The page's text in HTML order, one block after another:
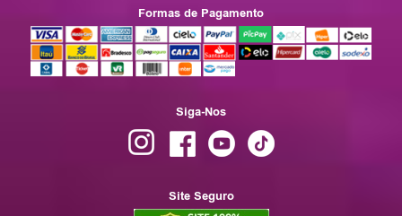
Formas de Pagamento
Siga-Nos
Site Seguro